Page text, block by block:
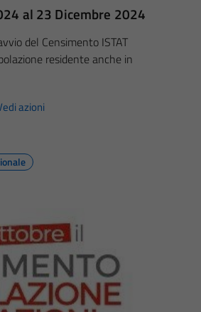
al 23 Dicembre 2024
del Censimento ISTAT
residente anche in
azioni